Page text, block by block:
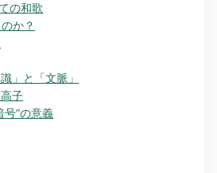
の和歌
か？
」と「文脈」
子
号”の意義